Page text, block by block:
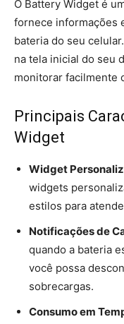
O Battery Widget é
fornece informações
bateria do seu
na tela inicial do seu
monitorar facilmente
Principais
Widget
Widget
widgets
estilos para
Notificações de
quando a bateria
você possa
sobrecargas.
Consumo em